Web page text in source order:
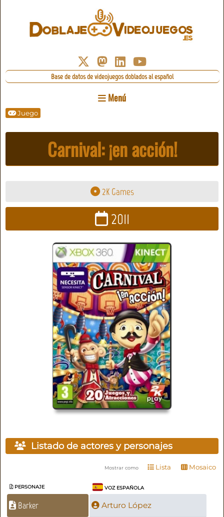
Base de datos de videojuegos doblados al español
Menú
Juego
Carnival: ¡en acción!
2K Games
2011
Listado de actores y personajes
Mostrar como Lista Mosaico
PERSONAJE VOZ ESPAÑOLA
Barker Arturo López